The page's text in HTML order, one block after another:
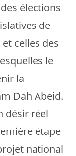
élections
de
celles des
le
la
Dah Abeid.
désir réel
étape
national